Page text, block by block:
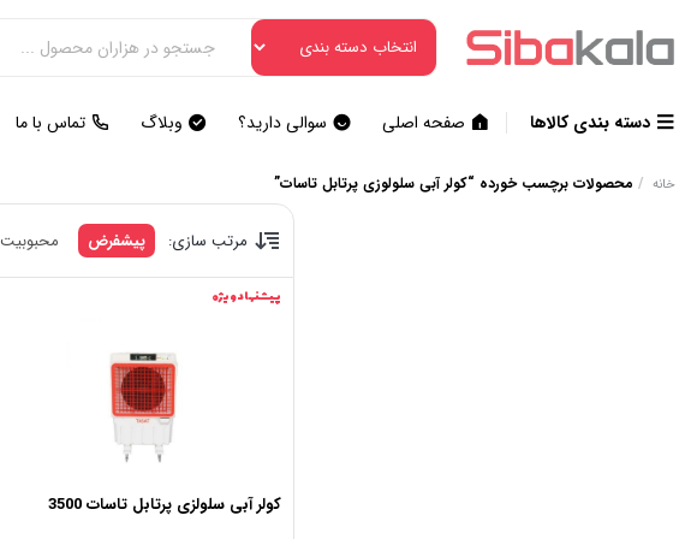
دسته بندی کالاها صفحه اصلی سوالی دارید؟ وبلاگ تماس با ما
خانه / محصولات برچسب خورده “کولر آبی سلولوزی پرتابل تاسات”
مرتب سازی: پیشفرض محبوبیت
پیشنهاد ویژه
کولر آبی سلولزی پرتابل تاسات 3500